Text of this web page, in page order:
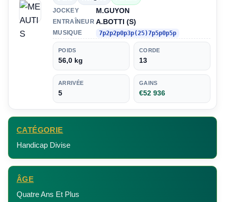
JOCKEY
M.GUYON
ENTRAÎNEUR A.BOTTI (S)
MUSIQUE 7p2p2p0p3p(25)7p5p0p5p
POIDS
56,0 kg
CORDE
13
ARRIVÉE
5
GAINS
€52 936
CATÉGORIE
Handicap Divise
ÂGE
Quatre Ans Et Plus